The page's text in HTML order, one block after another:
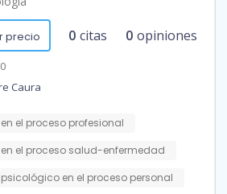
precio 0 citas 0 opiniones
Caura
el proceso profesional
el proceso salud-enfermedad
en el proceso personal